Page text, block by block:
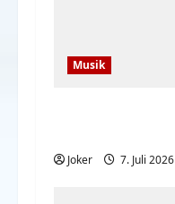
Musik
Joker 7. Juli 2026